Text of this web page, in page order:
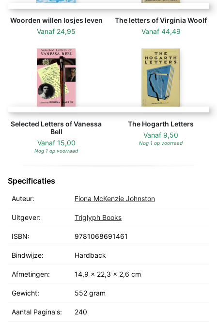
Woorden willen losjes leven
Vanaf 24,95
The letters of Virginia Woolf
Vanaf 44,49
Selected Letters of Vanessa
Bell
Vanaf 15,00
Nog 1 op voorraad
The Hogarth Letters
Vanaf 9,50
Nog 1 op voorraad
Specificaties
Auteur: Fiona McKenzie Johnston
Uitgever: Triglyph Books
ISBN: 9781068691461
Bindwijze: Hardback
Afmetingen: 14,9 x 22,3 x 2,6 cm
Gewicht: 552 gram
Aantal Pagina's: 240